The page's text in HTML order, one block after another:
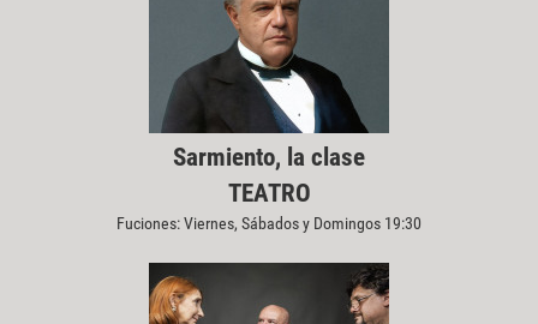
Sarmiento, la clase
TEATRO
Fuciones: Viernes, Sábados y Domingos 19:30